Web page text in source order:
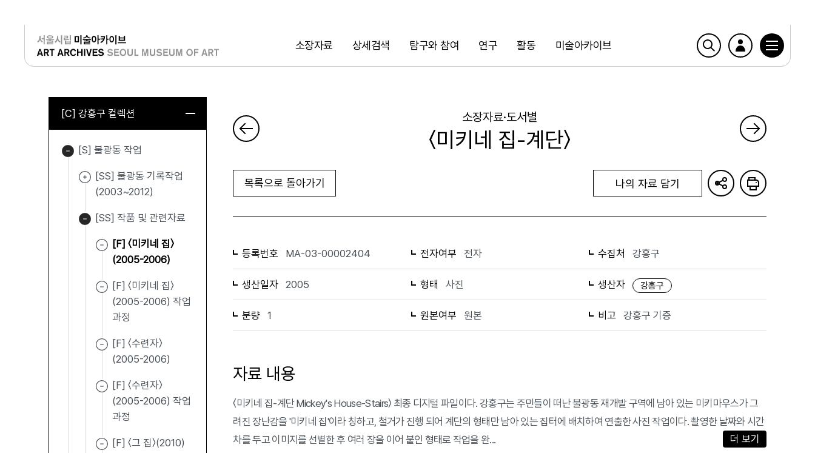
소장자료 상세검색 탐구와 참여 연구 활동 미술아카이브
검색
로그인
[C] 강홍구 컬렉션
[S] 불광동 작업
[SS] 불광동 기록작업
(2003~2012)
[SS] 작품 및 관련자료
[F] 〈미키네 집〉
(2005-2006)
[F] 〈미키네 집〉
(2005-2006) 작업
과정
[F] 〈수련자〉
(2005-2006)
[F] 〈수련자〉
(2005-2006) 작업
과정
[F] 〈그 집〉(2010)
소장자료·도서별
〈미키네 집-계단〉
목록으로 돌아가기 나의 자료 담기
등록번호 MA-03-00002404 전자여부 전자 수집처 강홍구
생산일자 2005 형태 사진 생산자 강홍구
분량 1 원본여부 원본 비고 강홍구 기증
자료 내용
〈미키네 집-계단 Mickey's House-Stairs〉 최종 디지털 파일이다. 강홍구는 주민들이 떠난 불광동 재개발 구역에 남아 있는 미키마우스가 그
려진 장난감을 '미키네 집'이라 칭하고, 철거가 진행 되어 계단의 형태만 남아 있는 집터에 배치하여 연출한 사진 작업이다. 촬영한 날짜와 시간
차를 두고 이미지를 선별한 후 여러 장을 이어 붙인 형태로 작업을 완...
더 보기